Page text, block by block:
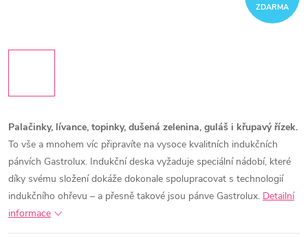
ZDARMA
Palačinky, lívance, topinky, dušená zelenina, guláš i křupavý řízek.
To vše a mnohem víc připravíte na vysoce kvalitních indukčních
pánvích Gastrolux. Indukční deska vyžaduje speciální nádobí, které
díky svému složení dokáže dokonale spolupracovat s technologií
indukčního ohřevu – a přesně takové jsou pánve Gastrolux. Detailní
informace